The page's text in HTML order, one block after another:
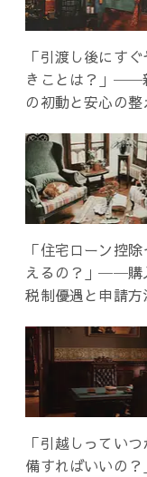
「引渡し後にす
きことは？」──
の初動と安心の整
「住宅ローン控
えるの？」──購
税制優遇と申請方
「引越しってい
備すればいいの